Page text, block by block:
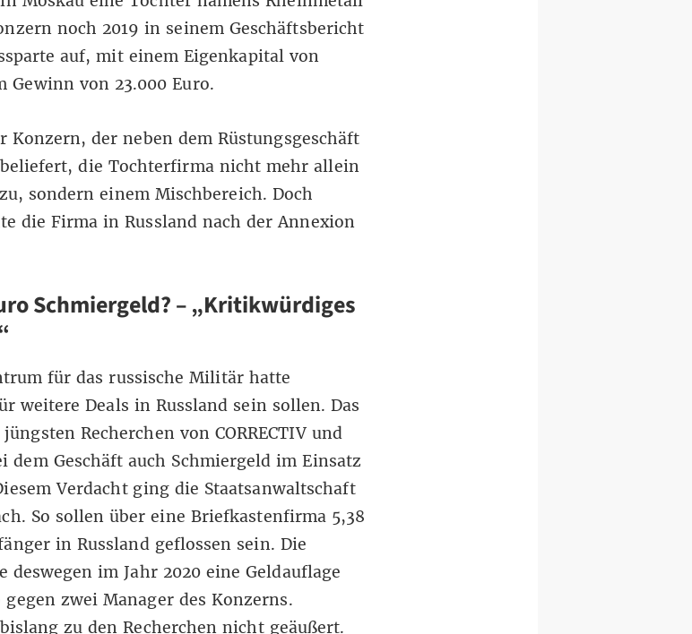
noch 2019 in seinem Geschäftsbericht
auf, mit einem Eigenkapital von
Gewinn von 23.000 Euro.
Konzern, der neben dem Rüstungsgeschäft
die Tochterfirma nicht mehr allein
sondern einem Mischbereich. Doch
die Firma in Russland nach der Annexion
Schmiergeld? – „Kritikwürdiges
für das russische Militär hatte
weitere Deals in Russland sein sollen. Das
Recherchen von CORRECTIV und
dem Geschäft auch Schmiergeld im Einsatz
Verdacht ging die Staatsanwaltschaft
So sollen über eine Briefkastenfirma 5,38
in Russland geflossen sein. Die
deswegen im Jahr 2020 eine Geldauflage
zwei Manager des Konzerns.
zu den Recherchen nicht geäußert.